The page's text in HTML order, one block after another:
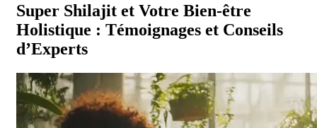
Super Shilajit et Votre Bien-être
Holistique : Témoignages et Conseils
d’Experts